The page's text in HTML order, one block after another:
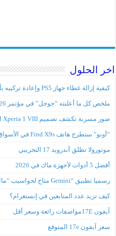
اخر الحلول
كيفية إزالة غطاء جهاز PS5 وإعادة تركيبه بأمان للتنظيف والتحديثات
ملخص كل ما أعلنته “جوجل” في مؤتمر Android Show I/O Edition 2026
صور مسربة تكشف تصميم Xperia 1 VIII الجديد
“أوبو” ستطرح هاتف Find X9s في الأسواق العالمية
موتورولا تطلق أندرويد 17 التجريبي
أفضل 5 أدوات لأجهزة ماك في 2026
رسميا تطبيق “Gemini متاح لحواسيب “ماك”
كيف تزيد عدد المتابعين في إنستغرام؟
آيفون 17Eمواصفات رائعة وسعر أقل
سعر آيفون 17e المتوقع